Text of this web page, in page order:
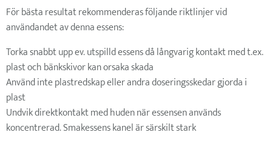
För bästa resultat rekommenderas följande riktlinjer vid
användandet av denna essens:
Torka snabbt upp ev. utspilld essens då långvarig kontakt med t.ex.
plast och bänkskivor kan orsaka skada
Använd inte plastredskap eller andra doseringsskedar gjorda i
plast
Undvik direktkontakt med huden när essensen används
koncentrerad. Smakessens kanel är särskilt stark